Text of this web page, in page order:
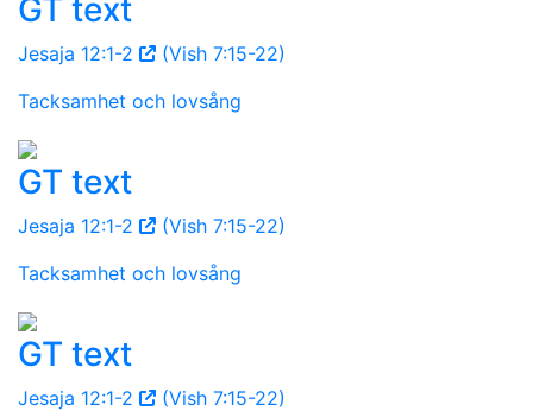
GT text
Jesaja 12:1-2
(Vish 7:15-22)
Tacksamhet och lovsång
GT text
Jesaja 12:1-2
(Vish 7:15-22)
Tacksamhet och lovsång
GT text
Jesaja 12:1-2
(Vish 7:15-22)